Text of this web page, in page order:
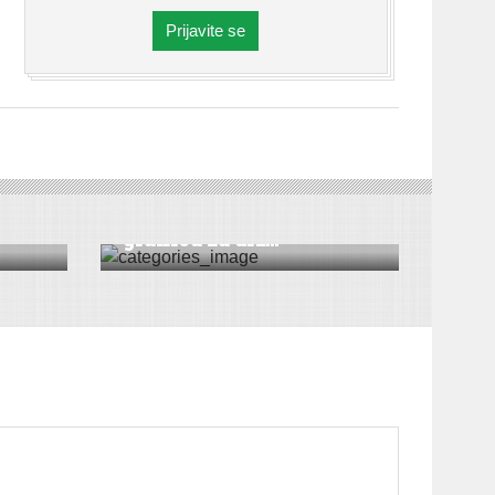
Prijavite se
VESTI
granicu za drž...